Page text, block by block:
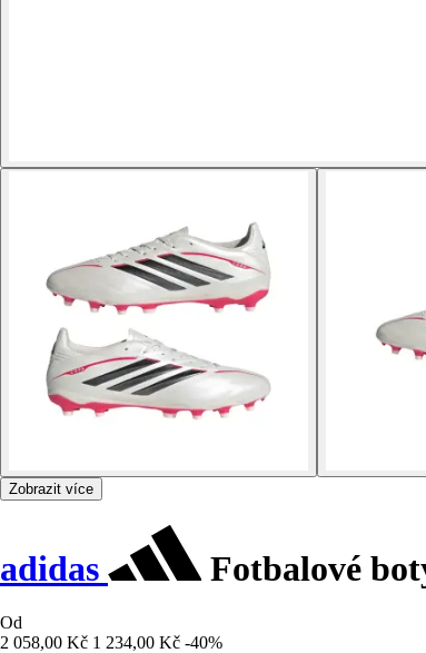
Zobrazit více
adidas Fotbalové
Od
2 058,00 Kč 1 234,00 Kč -40%